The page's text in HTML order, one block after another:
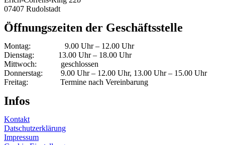
07407 Rudolstadt
Öffnungszeiten der Geschäftsstelle
Montag: 9.00 Uhr – 12.00 Uhr
Dienstag: 13.00 Uhr – 18.00 Uhr
Mittwoch: geschlossen
Donnerstag: 9.00 Uhr – 12.00 Uhr, 13.00 Uhr – 15.00 Uhr
Freitag: Termine nach Vereinbarung
Infos
Kontakt
Datschutzerklärung
Impressum